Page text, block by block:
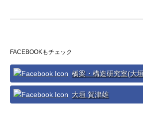
ゲ
ー
シ
FACEBOOKもチェック
橋梁・構造研究室(大
大垣 賀津雄